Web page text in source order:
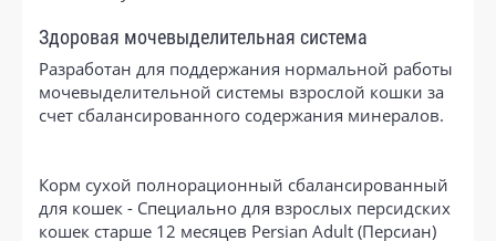
Здоровая мочевыделительная система
Разработан для поддержания нормальной работы
мочевыделительной системы взрослой кошки за
счет сбалансированного содержания минералов.
Корм сухой полнорационный сбалансированный
для кошек - Специально для взрослых персидских
кошек старше 12 месяцев Persian Adult (Персиан)